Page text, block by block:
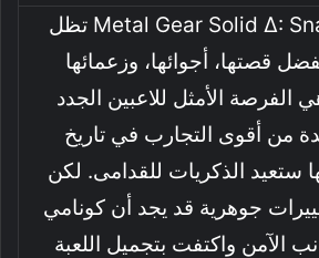
لعبة Metal Gear Solid Δ: Snake Eater تظل
قصتها، أجوائها، وزعمائها
الفرصة الأمثل للاعبين الجدد
من أقوى التجارب في تاريخ
ستعيد الذكريات للقدامى. لكن
جوهرية قد يجد أن كونامي
الآمن واكتفت بتجميل اللعبة